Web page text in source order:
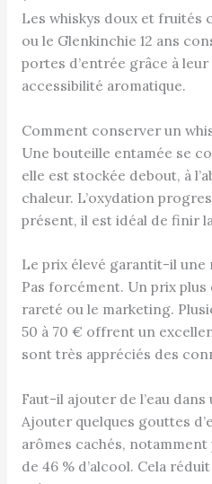
Les whiskys doux et fruités
ou le Glenkinchie 12 ans
portes d’entrée grâce à
accessibilité aromatique.
Comment conserver un
Une bouteille entamée se
elle est stockée debout, à
chaleur. L’oxydation
présent, il est idéal de finir
Le prix élevé garantit-il une
Pas forcément. Un prix
rareté ou le marketing.
50 à 70 € offrent un
sont très appréciés des
Faut-il ajouter de l’eau dans
Ajouter quelques gouttes
arômes cachés, notamment
de 46 % d’alcool. Cela